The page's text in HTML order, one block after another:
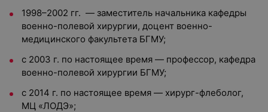
1998–2002 гг. — заместитель начальника кафедры
военно-полевой хирургии, доцент военно-
медицинского факультета БГМУ;
с 2003 г. по настоящее время — профессор, кафедра
военно-полевой хирургии БГМУ;
с 2014 г. по настоящее время — хирург-флеболог,
МЦ «ЛОДЭ»;